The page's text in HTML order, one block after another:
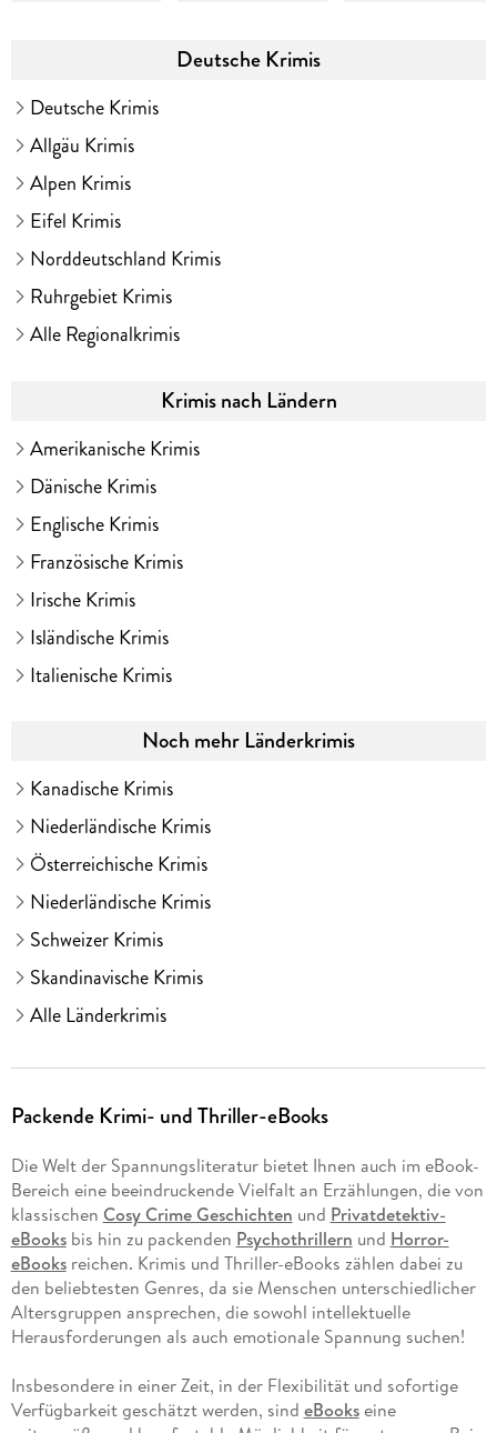
Deutsche Krimis
Deutsche Krimis
Allgäu Krimis
Alpen Krimis
Eifel Krimis
Norddeutschland Krimis
Ruhrgebiet Krimis
Alle Regionalkrimis
Krimis nach Ländern
Amerikanische Krimis
Dänische Krimis
Englische Krimis
Französische Krimis
Irische Krimis
Isländische Krimis
Italienische Krimis
Noch mehr Länderkrimis
Kanadische Krimis
Niederländische Krimis
Österreichische Krimis
Niederländische Krimis
Schweizer Krimis
Skandinavische Krimis
Alle Länderkrimis
Packende Krimi- und Thriller-eBooks
Die Welt der Spannungsliteratur bietet Ihnen auch im eBook-
Bereich eine beeindruckende Vielfalt an Erzählungen, die von
klassischen Cosy Crime Geschichten und Privatdetektiv-
eBooksbis hin zu packenden Psychothrillern und Horror-
eBooksreichen. Krimis und Thriller-eBooks zählen dabei zu
den beliebtesten Genres, da sie Menschen unterschiedlicher
Altersgruppen ansprechen, die sowohl intellektuelle
Herausforderungen als auch emotionale Spannung suchen!
Insbesondere in einer Zeit, in der Flexibilität und sofortige
Verfügbarkeit geschätzt werden, sind eBookseine